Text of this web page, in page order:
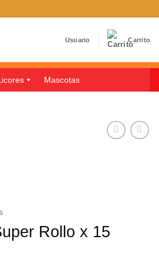
Usuario Carrito
Mascotas
Rollo x 15